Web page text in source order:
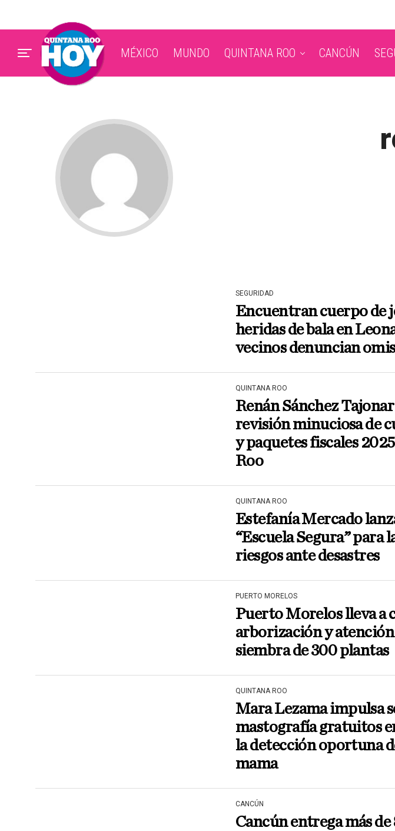
MÉXICO MUNDO QUINTANA ROO CANCÚN
SEGURIDAD
Encuentran cuerpo de
heridas de bala en
vecinos denuncian
QUINTANA ROO
Renán Sánchez
revisión minuciosa de
y paquetes fiscales
Roo
QUINTANA ROO
Estefanía Mercado
“Escuela Segura” para
riesgos ante desastres
PUERTO MORELOS
Puerto Morelos lleva a
arborización y
siembra de 300 plantas
QUINTANA ROO
Mara Lezama impulsa
mastografía gratuitos
la detección oportuna
mama
CANCÚN
Cancún entrega más